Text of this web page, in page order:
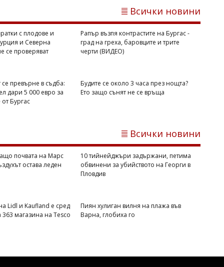
Македония вече се проверяват
Всички новини
с плодове и
и Северна
се проверяват
Рапър възпя контрастите на Бургас -
град на греха, баровците и трите
черти (ВИДЕО)
се превърне в съдба:
дари 5 000 евро за
Бургас
Будите се около 3 часа през нощта?
Ето защо сънят не се връща
Всички новини
почвата на Марс
остава леден
10 тийнейджъри задържани, петима
обвинени за убийството на Георги в
Пловдив
Lidl и Kaufland е сред
363 магазина на Tesco
Пиян хулиган вилня на плажа във
Варна, глобиха го